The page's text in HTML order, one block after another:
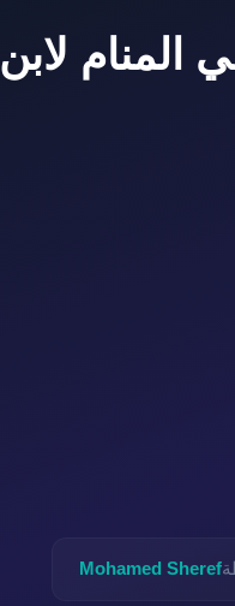
المنام لابن
Mohamed Sheref